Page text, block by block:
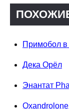
Примобол в
Дека Орёл
Энантат